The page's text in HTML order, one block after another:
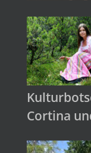
Cortina